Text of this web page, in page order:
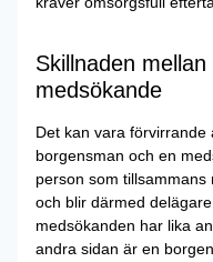
Skillnaden
medsökande
Det kan vara förvirrande
borgensman och en
person som
och blir därmed
medsökanden har lika
andra sidan är en